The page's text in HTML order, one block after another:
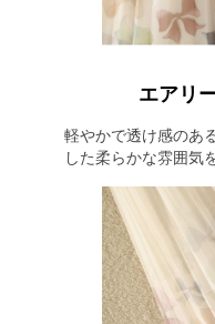
エアリ
軽やかで透け感のあ
した柔らかな雰囲気